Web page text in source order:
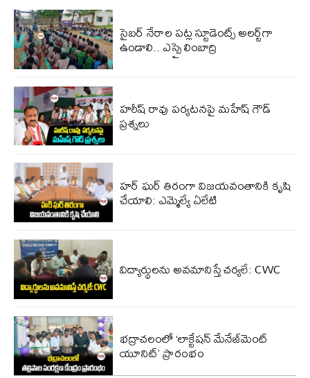
సైబర్ నేరాల పట్ల స్టూడెంట్స్ అలర్ట్‌గా
ఉండాలి.. ఎస్సై లింబాద్రి
హరీష్ రావు పర్యటనపై మహేష్ గౌడ్
ప్రశ్నలు
హర్ ఘర్ తిరంగా విజయవంతానికి కృషి
చేయాలి: ఎమ్మెల్యే ఏలేటి
విద్యార్థులను అవమానిస్తే చర్యలే: CWC
భద్రాచలంలో ‘లాక్టేషన్ మేనేజ్‌మెంట్
యూనిట్’ ప్రారంభం